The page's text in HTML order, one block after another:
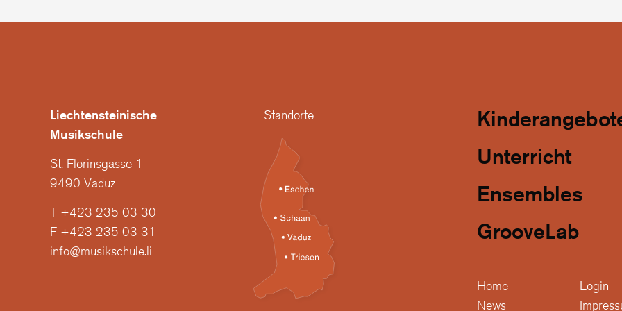
Liechtensteinische
Musikschule
St. Florinsgasse 1
9490 Vaduz
T +423 235 03 30
F +423 235 03 31
info@musikschule.li
Standorte
Unterricht
Ensembles
GrooveLab
Home
News
Login